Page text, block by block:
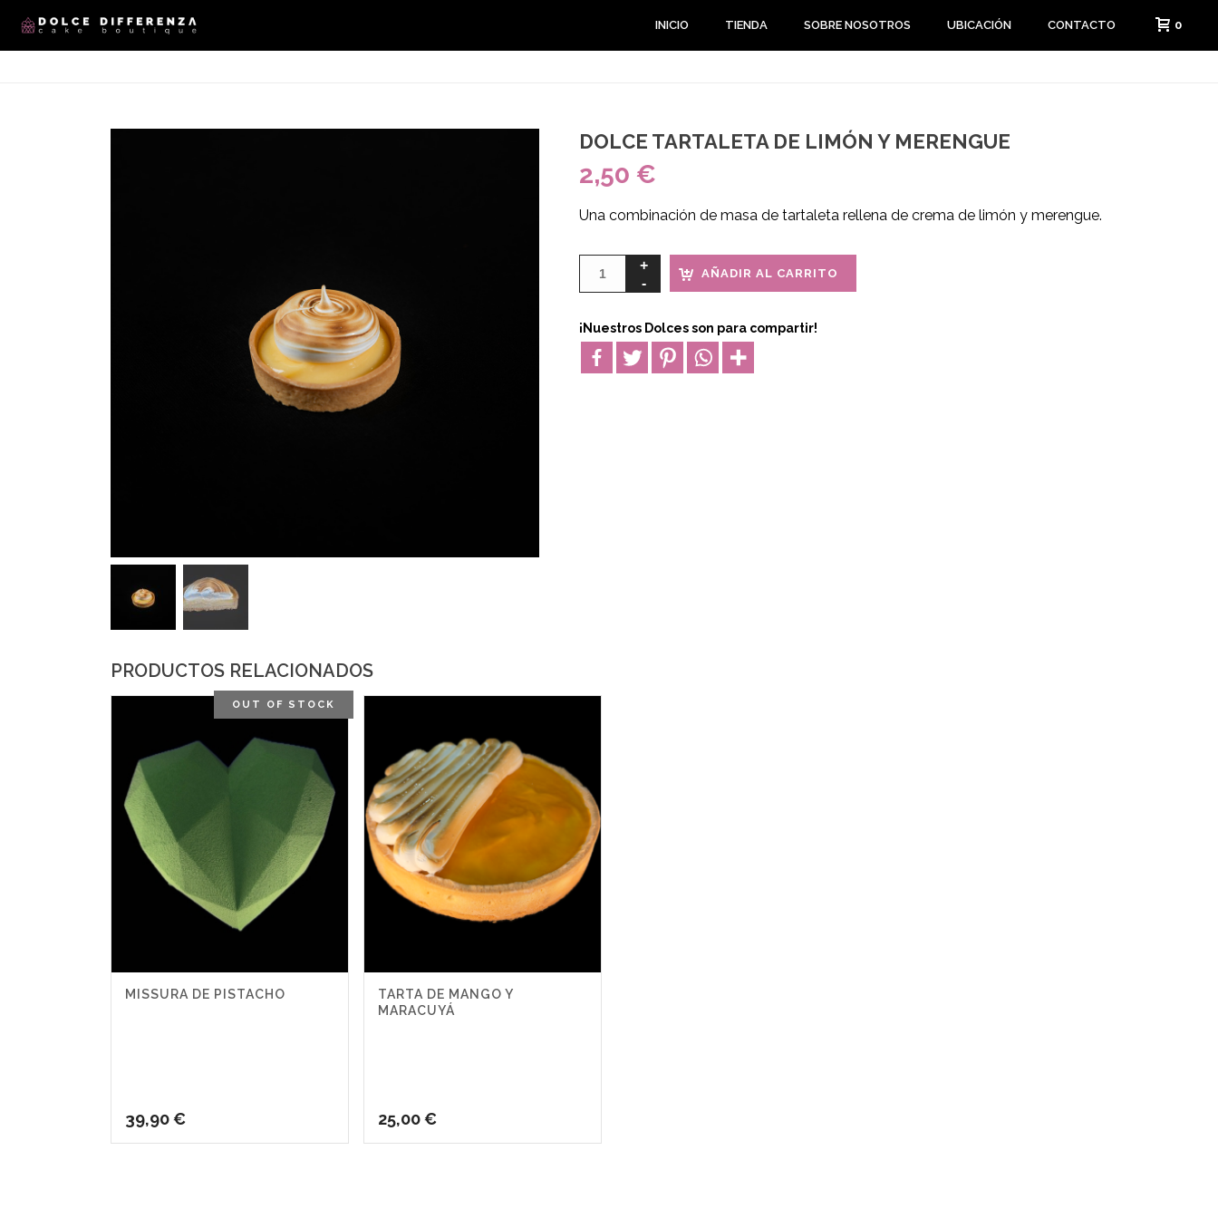
INICIO TIENDA SOBRE NOSOTROS UBICACIÓN CONTACTO 0
DOLCE TARTALETA DE LIMÓN Y MERENGUE
2,50 €
Una combinación de masa de tartaleta rellena de crema de limón y merengue.
AÑADIR AL CARRITO
¡Nuestros Dolces son para compartir!
PRODUCTOS RELACIONADOS
OUT OF STOCK
MISSURA DE PISTACHO
39,90€
TARTA DE MANGO Y
MARACUYÁ
25,00€